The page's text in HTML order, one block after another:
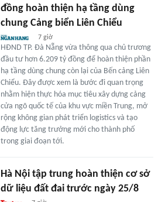
đồng hoàn thiện hạ tầng dùng
chung Cảng biển Liên Chiểu
7 giờ
HĐND TP. Đà Nẵng vừa thông qua chủ trương
đầu tư hơn 6.209 tỷ đồng để hoàn thiện phần
hạ tầng dùng chung còn lại của Bến cảng Liên
Chiểu. Đây được xem là bước đi quan trọng
nhằm hiện thực hóa mục tiêu xây dựng cảng
cửa ngõ quốc tế của khu vực miền Trung, mở
rộng không gian phát triển logistics và tạo
động lực tăng trưởng mới cho thành phố
trong giai đoạn tới.
Hà Nội tập trung hoàn thiện cơ sở
dữ liệu đất đai trước ngày 25/8